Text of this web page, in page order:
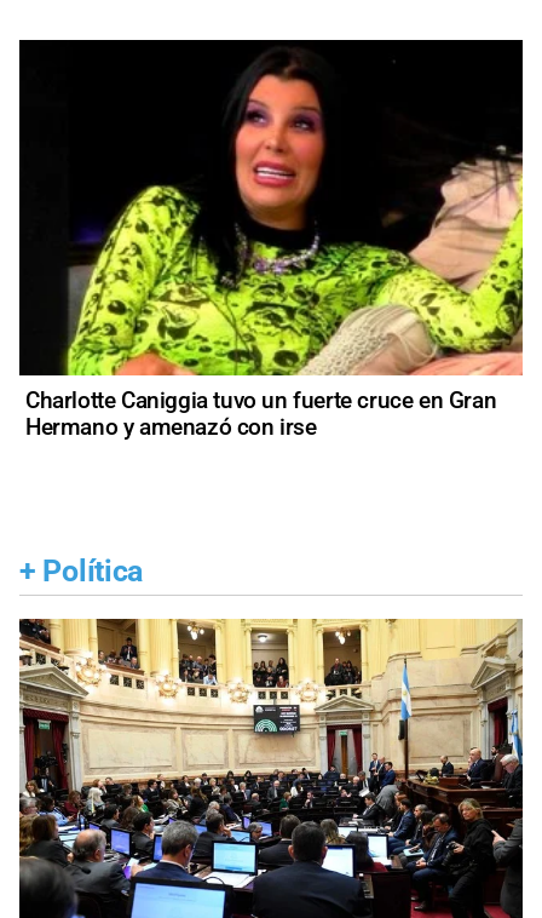
Charlotte Caniggia tuvo un fuerte cruce en Gran
Hermano y amenazó con irse
+ Política